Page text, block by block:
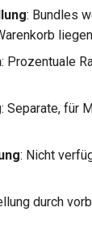
: Bundles
liegen
: Prozentuale
: Separate, für
: Nicht
durch